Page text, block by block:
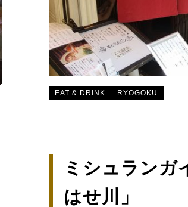
EAT & DRINK RYOGOKU
ミシュランガ
はせ川」